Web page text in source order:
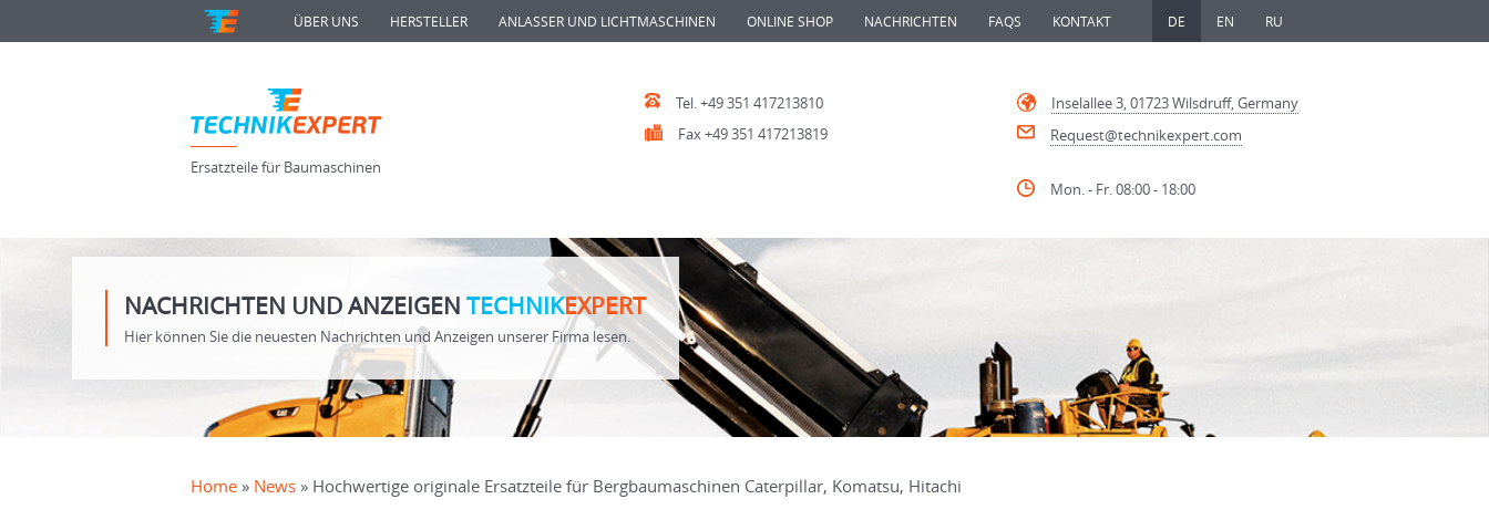
ÜBER UNS HERSTELLER ANLASSER UND LICHTMASCHINEN ONLINE SHOP NACHRICHTEN FAQS KONTAKT DE EN RU
Ersatzteile für Baumaschinen
Tel. +49 351 417213810
Fax +49 351 417213819
Inselallee 3, 01723 Wilsdruff, Germany
Request@technikexpert.com
Mon. - Fr. 08:00 - 18:00
NACHRICHTEN UND ANZEIGEN TECHNIKEXPERT
Hier können Sie die neuesten Nachrichten und Anzeigen unserer Firma lesen.
Home » News » Hochwertige originale Ersatzteile für Bergbaumaschinen Caterpillar, Komatsu, Hitachi